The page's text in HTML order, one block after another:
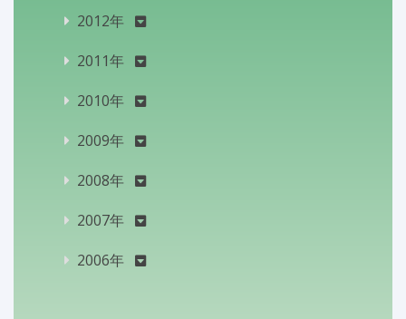
2012年
2011年
2010年
2009年
2008年
2007年
2006年